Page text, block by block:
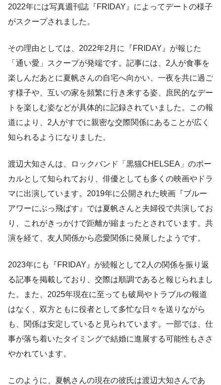
2022年には写真週刊誌『FRIDAY』によってデートの様子
がスクープされました。
その理由としては、2022年2月に『FRIDAY』が報じた
「通い愛」スクープが発端です。記事には、2人が食事を
楽しんだあとに夏帆さんの自宅へ向かい、一夜を共に過ご
す様子や、互いの家を頻繁に行き来する姿、庶民的なデー
トを楽しむ姿などが具体的に記録されていました。この報
道により、2人がすでに親密な交際関係にあることが広く
知られるようになりました。
渡辺大知さんは、ロックバンド「黒猫CHELSEA」のボー
カルとして知られており、俳優としても多くの映画やドラ
マに出演しています。2019年に公開された映画『ブルー
アワーにぶっ飛ばす』では夏帆さんと夫婦役で共演してお
り、これがきっかけで距離が縮まったとされています。共
演を経て、友人関係から恋愛関係に発展したようです。
2023年にも『FRIDAY』が続報として2人の関係を振り返
る記事を掲載しており、交際は順調であると報じられまし
た。また、2025年現在に至っても破局やトラブルの報道
はなく、双方ともに役者として多忙な日々を送りながら
も、関係は安定していると見られています。一部では、仕
事が落ち着いたタイミングで結婚に進展する可能性もささ
やかれています。
このように、夏帆さんの現在の彼氏は渡辺大知さんであ